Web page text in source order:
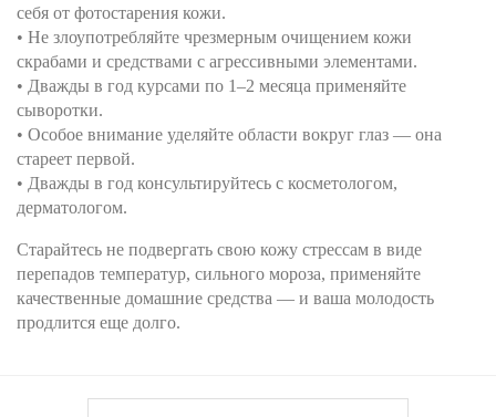
себя от фотостарения кожи.
• Не злоупотребляйте чрезмерным очищением кожи
скрабами и средствами с агрессивными элементами.
• Дважды в год курсами по 1–2 месяца применяйте
сыворотки.
• Особое внимание уделяйте области вокруг глаз — она
стареет первой.
• Дважды в год консультируйтесь с косметологом,
дерматологом.
Старайтесь не подвергать свою кожу стрессам в виде
перепадов температур, сильного мороза, применяйте
качественные домашние средства — и ваша молодость
продлится еще долго.